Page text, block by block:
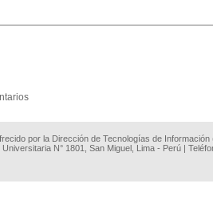
por la Dirección de Tecnologías de
Universitaria N° 1801, San Miguel, Lima - Perú |